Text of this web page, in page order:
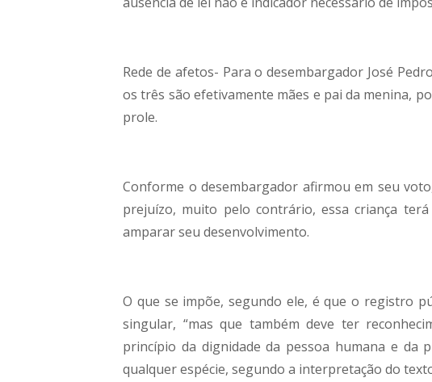
Rede de afetos- Para o desembargador José
os três são efetivamente mães e pai da menina,
prole.
Conforme o desembargador afirmou em seu
prejuízo, muito pelo contrário, essa criança
amparar seu desenvolvimento.
O que se impõe, segundo ele, é que o registro
singular, “mas que também deve ter
princípio da dignidade da pessoa humana e da
qualquer espécie, segundo a interpretação do